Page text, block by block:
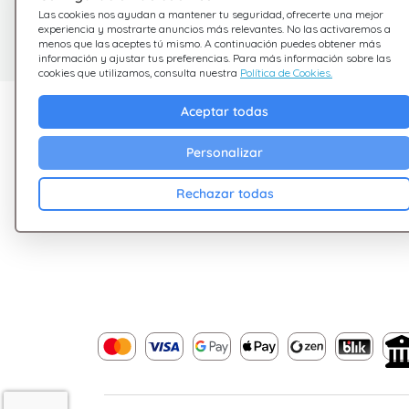
Las cookies nos ayudan a mantener tu seguridad, ofrecerte una mejor
experiencia y mostrarte anuncios más relevantes. No las activaremos a
menos que las aceptes tú mismo. A continuación puedes obtener más
información y ajustar tus preferencias. Para más información sobre las
cookies que utilizamos, consulta nuestra Política de Cookies.
Aceptar todas
Personalizar
Rechazar todas
¿Tienes dudas?
Estamos aquí para ayudarte
Descubre Giftsy
Cashback
Blog
Condiciones
Cookies